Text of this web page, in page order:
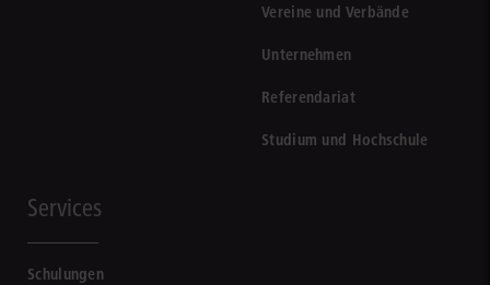
Vereine und Verbände
Unternehmen
Referendariat
Studium und Hochschule
Services
Schulungen